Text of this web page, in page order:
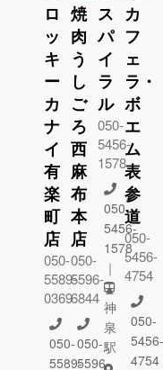
ロ
ッ
キ
ー
カ
ナ
イ
有
楽
町
店
050-
5589-
0369
050-
5589-
焼
肉
う
し
ご
ろ
西
麻
布
本
店
050-
5596-
6844
050-
5596-
ス
パ
イ
ラ
ル
050-
5456-
1578
050-
5456-
1578
｜
神
泉
駅
カ
フ
ェ
ラ・
ボ
エ
ム
表
参
道
050-
5456-
4754
050-
4754